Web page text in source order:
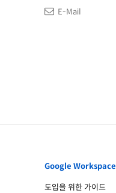
E-Mail
Google Workspace
도입을 위한 가이드